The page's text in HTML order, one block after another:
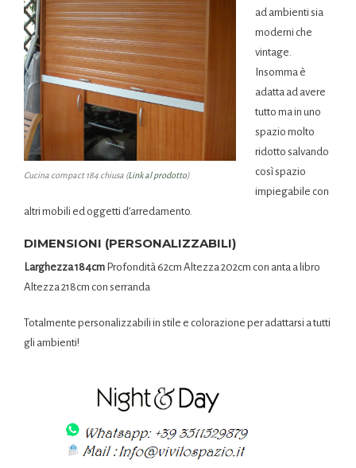
Cucina compact 184 chiusa (Link al prodotto)
ad ambienti sia
moderni che
vintage.
Insomma è
adatta ad avere
tutto ma in uno
spazio molto
ridotto salvando
così spazio
impiegabile con
altri mobili ed oggetti d’arredamento.
DIMENSIONI (PERSONALIZZABILI)
Larghezza 184cm Profondità 62cm Altezza 202cm con anta a libro
Altezza 218cm con serranda
Totalmente personalizzabili in stile e colorazione per adattarsi a tutti
gli ambienti!